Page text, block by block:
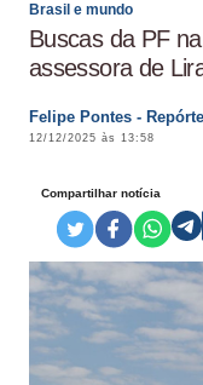
Brasil e mundo
Buscas da PF
assessora de
Felipe Pontes -
12/12/2025 às 13:58
Compartilhar notícia